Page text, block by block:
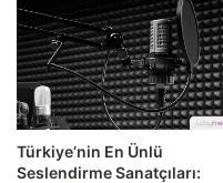
Türkiye’nin En Ünlü
Seslendirme Sanatçıları: